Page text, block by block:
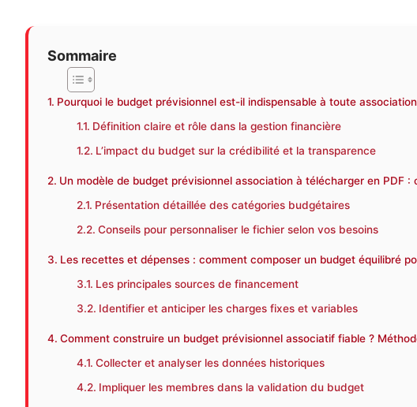
Sommaire
Pourquoi le budget prévisionnel est-il indispensable à toute
Définition claire et rôle dans la gestion financière
L’impact du budget sur la crédibilité et la transparence
Un modèle de budget prévisionnel association à télécharger en PDF :
Présentation détaillée des catégories budgétaires
Conseils pour personnaliser le fichier selon vos besoins
Les recettes et dépenses : comment composer un budget équilibré
Les principales sources de financement
Identifier et anticiper les charges fixes et variables
Comment construire un budget prévisionnel associatif fiable ?
Collecter et analyser les données historiques
Impliquer les membres dans la validation du budget